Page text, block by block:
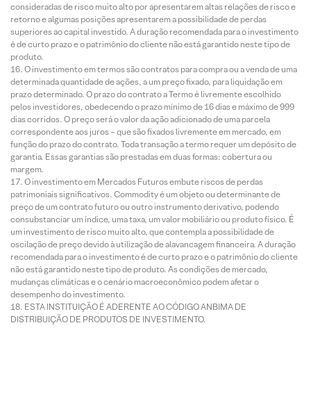
consideradas de risco muito alto por apresentarem altas relações de risco e
retorno e algumas posições apresentarem a possibilidade de perdas
superiores ao capital investido. A duração recomendada para o investimento
é de curto prazo e o patrimônio do cliente não está garantido neste tipo de
produto.
O investimento em termos são contratos para compra ou a venda de uma
determinada quantidade de ações, a um preço fixado, para liquidação em
prazo determinado. O prazo do contrato a Termo é livremente escolhido
pelos investidores, obedecendo o prazo mínimo de 16 dias e máximo de 999
dias corridos. O preço será o valor da ação adicionado de uma parcela
correspondente aos juros – que são fixados livremente em mercado, em
função do prazo do contrato. Toda transação a termo requer um depósito de
garantia. Essas garantias são prestadas em duas formas: cobertura ou
margem.
O investimento em Mercados Futuros embute riscos de perdas
patrimoniais significativos. Commodity é um objeto ou determinante de
preço de um contrato futuro ou outro instrumento derivativo, podendo
consubstanciar um índice, uma taxa, um valor mobiliário ou produto físico. É
um investimento de risco muito alto, que contempla a possibilidade de
oscilação de preço devido à utilização de alavancagem financeira. A duração
recomendada para o investimento é de curto prazo e o patrimônio do cliente
não está garantido neste tipo de produto. As condições de mercado,
mudanças climáticas e o cenário macroeconômico podem afetar o
desempenho do investimento.
ESTA INSTITUIÇÃO É ADERENTE AO CÓDIGO ANBIMA DE
DISTRIBUIÇÃO DE PRODUTOS DE INVESTIMENTO.